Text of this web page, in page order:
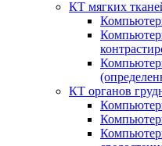
КТ мягких
КТ органов